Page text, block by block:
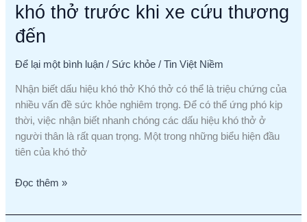
khó thở trước khi xe cứu thương
đến
Để lại một bình luận / Sức khỏe /Tin Việt Niềm
Nhận biết dấu hiệu khó thở Khó thở có thể là triệu chứng của
nhiều vấn đề sức khỏe nghiêm trọng. Để có thể ứng phó kịp
thời, việc nhận biết nhanh chóng các dấu hiệu khó thở ở
người thân là rất quan trọng. Một trong những biểu hiện đầu
tiên của khó thở
khi
người
thân
khó
trước
khi
xe
cứu
thương
Đọc thêm »